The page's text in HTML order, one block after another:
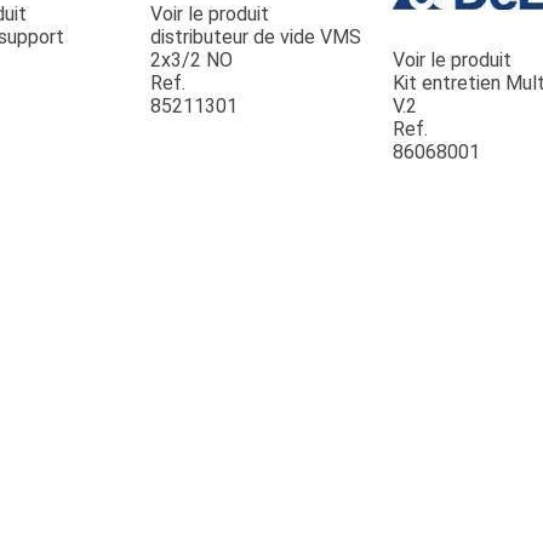
Voir le produit
distributeur de vide VMS
2x3/2 NO
Ref.
85211301
Voir le produit
Kit entretien
V.2
Ref.
86068001